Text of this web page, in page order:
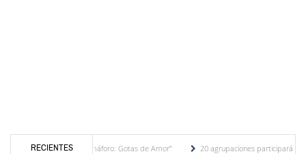
RECIENTES
“Toma de Semáforo: Gotas de Amor”
20 agrupaciones participarán en el IV